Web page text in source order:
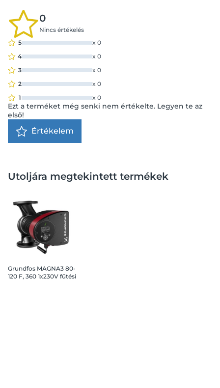
0
Nincs értékelés
5
x 0
4
x 0
3
x 0
2
x 0
1
x 0
Ezt a terméket még senki nem értékelte. Legyen te az
első!
Értékelem
Utoljára megtekintett termékek
Grundfos MAGNA3 80-
120 F, 360 1x230V fűtési